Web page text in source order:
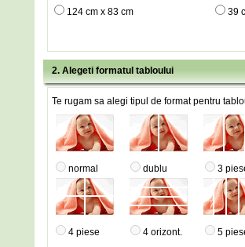
124 cm x 83 cm
39
2. Alegeti formatul tabloului
Te rugam sa alegi tipul de format pentru
normal dublu 3
4 piese 4 orizont. 5